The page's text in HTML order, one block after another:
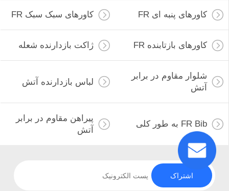
کاورهای پنبه ای FR کاورهای سبک سبک FR
کاورهای بازتابنده FR ژاکت بازدارنده شعله
شلوار مقاوم در برابر
آتش
لباس بازدارنده آتش
FR Bib به طور کلی
پیراهن مقاوم در برابر
آتش
اشتراک